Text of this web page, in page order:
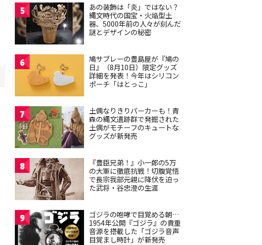
5
あの装飾は「炎」ではない？
縄文時代の国宝・火焔型土
器、5000年前の人々が刻んだ
謎とデザインの秘密
6
鳩サブレーの豊島屋が『鳩の
日』（8月10日）限定グッズ
詳細を発表！今年はシリコン
ポーチ「はとっこ」
7
土偶なりきりパーカーも！青
森の縄文遺跡群で発掘された
土偶がモチーフのキュートな
グッズが新発売
8
『豊臣兄弟！』小一郎の5万
の大軍に徹底抗戦！切腹覚悟
で長宗我部元親に降伏を迫っ
た武将・谷忠澄の生涯
9
ゴジラの咆哮で目覚める朝…
1954年公開『ゴジラ』の貴重
音源を搭載した「ゴジラ音声
目覚まし時計」が新発売